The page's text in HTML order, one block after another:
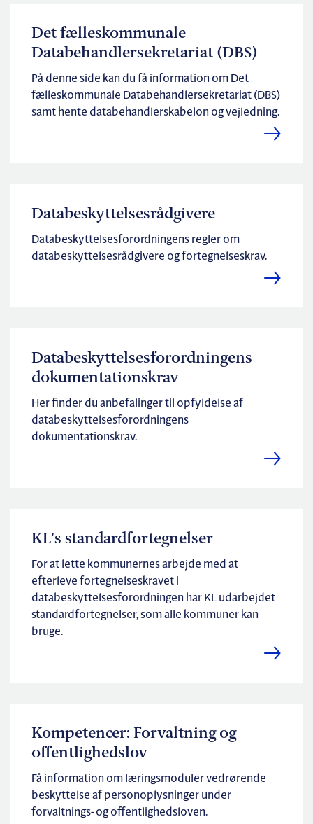
Det fælleskommunale
Databehandlersekretariat (DBS)
På denne side kan du få information om Det
fælleskommunale Databehandlersekretariat (DBS)
samt hente databehandlerskabelon og vejledning.
Databeskyttelsesrådgivere
Databeskyttelsesforordningens regler om
databeskyttelsesrådgivere og fortegnelseskrav.
Databeskyttelsesforordningens
dokumentationskrav
Her finder du anbefalinger til opfyldelse af
databeskyttelsesforordningens
dokumentationskrav.
KL's standardfortegnelser
For at lette kommunernes arbejde med at
efterleve fortegnelseskravet i
databeskyttelsesforordningen har KL udarbejdet
standardfortegnelser, som alle kommuner kan
bruge.
Kompetencer: Forvaltning og
offentlighedslov
Få information om læringsmoduler vedrørende
beskyttelse af personoplysninger under
forvaltnings- og offentlighedsloven.